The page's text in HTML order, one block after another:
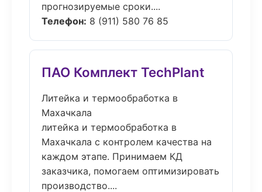
прогнозируемые сроки....
Телефон: 8 (911) 580 76 85
ПАО Комплект TechPlant
Литейка и термообработка в
Махачкала
литейка и термообработка в
Махачкала с контролем качества на
каждом этапе. Принимаем КД
заказчика, помогаем оптимизировать
производство....